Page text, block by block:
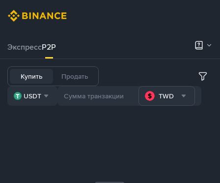
ЭкспрессP2P
Купить Продать
USDT TWD